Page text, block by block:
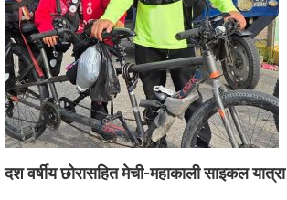
दश वर्षीय छोरासहित मेची-महाकाली साइकल यात्रा